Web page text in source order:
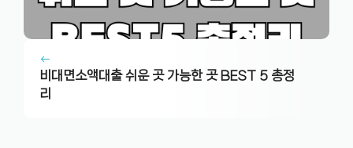
비대면소액대출 쉬운 곳 가능한 곳 BEST 5 총정
리